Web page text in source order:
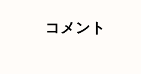
コメント